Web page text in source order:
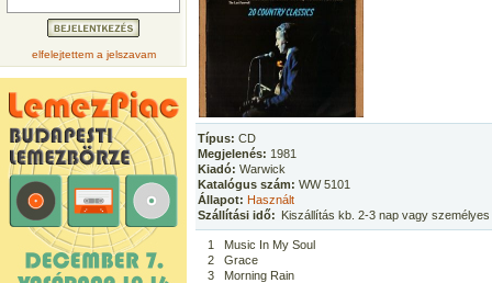
elfelejtettem a jelszavam
Típus: CD
Megjelenés: 1981
Kiadó: Warwick
Katalógus szám: WW 5101
Állapot: Használt
Szállítási idő: Kiszállítás kb. 2-3 nap vagy
1
Music In My Soul
2
Grace
3
Morning Rain